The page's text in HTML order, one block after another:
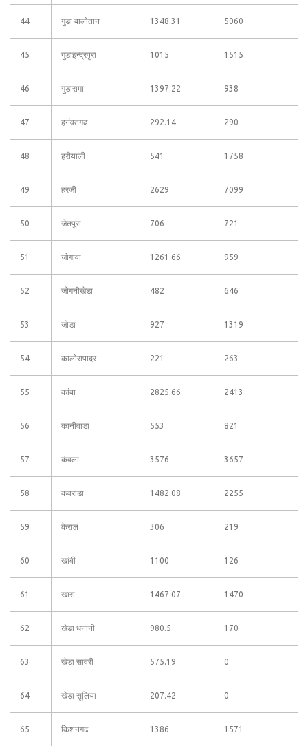
44 गुडा बालोतान 1348.31 5060
45 गुडाइन्द्रपुरा 1015 1515
46 गुडारामा 1397.22 938
47 हनंवतगढ 292.14 290
48 हरीयाली 541 1758
49 हरजी 2629 7099
50 जेतपुरा 706 721
51 जोगावा 1261.66 959
52 जोगनीखेडा 482 646
53 जोडा 927 1319
54 कालोरापादर 221 263
55 कांबा 2825.66 2413
56 कानीवाडा 553 821
57 कंवला 3576 3657
58 कवराडा 1482.08 2255
59 केराल 306 219
60 खांबी 1100 126
61 खारा 1467.07 1470
62 खेडा धनानी 980.5 170
63 खेडा सावरी 575.19 0
64 खेडा सूलिया 207.42 0
65 किशनगढ 1386 1571